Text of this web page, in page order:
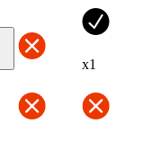
x1